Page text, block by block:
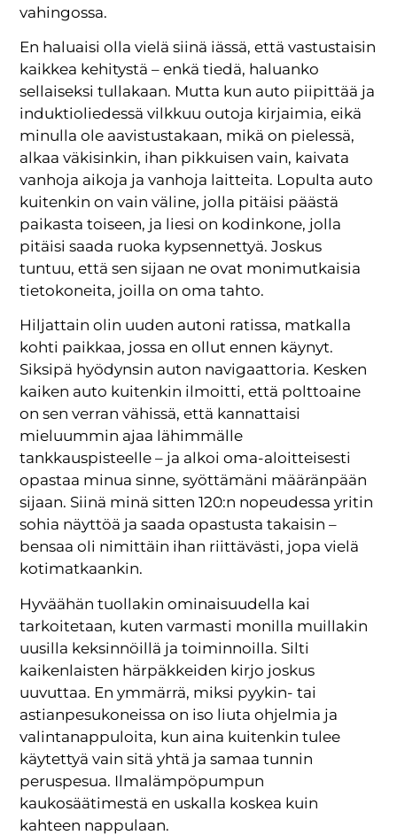
vahingossa.
En haluaisi olla vielä siinä iässä, että vastustaisin
kaikkea kehitystä – enkä tiedä, haluanko
sellaiseksi tullakaan. Mutta kun auto piipittää ja
induktioliedessä vilkkuu outoja kirjaimia, eikä
minulla ole aavistustakaan, mikä on pielessä,
alkaa väkisinkin, ihan pikkuisen vain, kaivata
vanhoja aikoja ja vanhoja laitteita. Lopulta auto
kuitenkin on vain väline, jolla pitäisi päästä
paikasta toiseen, ja liesi on kodinkone, jolla
pitäisi saada ruoka kypsennettyä. Joskus
tuntuu, että sen sijaan ne ovat monimutkaisia
tietokoneita, joilla on oma tahto.
Hiljattain olin uuden autoni ratissa, matkalla
kohti paikkaa, jossa en ollut ennen käynyt.
Siksipä hyödynsin auton navigaattoria. Kesken
kaiken auto kuitenkin ilmoitti, että polttoaine
on sen verran vähissä, että kannattaisi
mieluummin ajaa lähimmälle
tankkauspisteelle – ja alkoi oma-aloitteisesti
opastaa minua sinne, syöttämäni määränpään
sijaan. Siinä minä sitten 120:n nopeudessa yritin
sohia näyttöä ja saada opastusta takaisin –
bensaa oli nimittäin ihan riittävästi, jopa vielä
kotimatkaankin.
Hyväähän tuollakin ominaisuudella kai
tarkoitetaan, kuten varmasti monilla muillakin
uusilla keksinnöillä ja toiminnoilla. Silti
kaikenlaisten härpäkkeiden kirjo joskus
uuvuttaa. En ymmärrä, miksi pyykin- tai
astianpesukoneissa on iso liuta ohjelmia ja
valintanappuloita, kun aina kuitenkin tulee
käytettyä vain sitä yhtä ja samaa tunnin
peruspesua. Ilmalämpöpumpun
kaukosäätimestä en uskalla koskea kuin
kahteen nappulaan.